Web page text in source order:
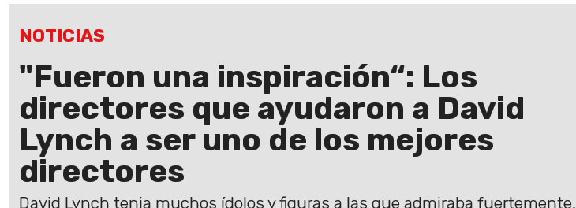
NOTICIAS
"Fueron una inspiración“: Los
directores que ayudaron a David
Lynch a ser uno de los mejores
directores
David Lynch tenia muchos ídolos y figuras a las que admiraba fuertemente,